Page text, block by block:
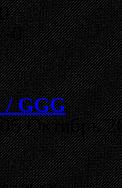
0
/ GGG
Октябрь